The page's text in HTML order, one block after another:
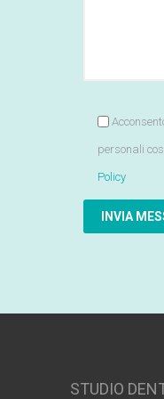
personali
Policy
STUDIO